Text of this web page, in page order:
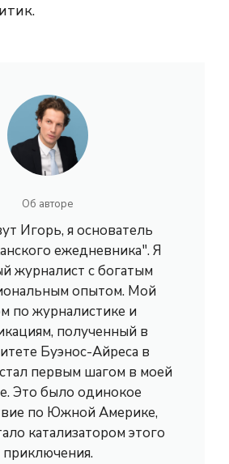
Об авторе
Игорь, я основатель
ежедневника". Я
журналист с богатым
опытом. Мой
по журналистике и
полученный в
Буэнос-Айреса в
первым шагом в моей
Это было одинокое
по Южной Америке,
катализатором этого
приключения.